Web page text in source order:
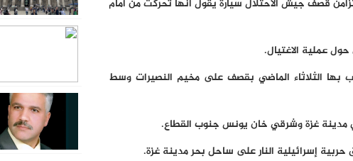
قصف جيش الاحتلال سيارة يقول انها تحركت من أمام
عملية الاغتيال.
بها الثلاثاء الماضي بقصف على مخيم النصيرات وسط
مدينة غزة وشرقي خان يونس جنوب القطاع.
إسرائيلية النار على ساحل بحر مدينة غزة.